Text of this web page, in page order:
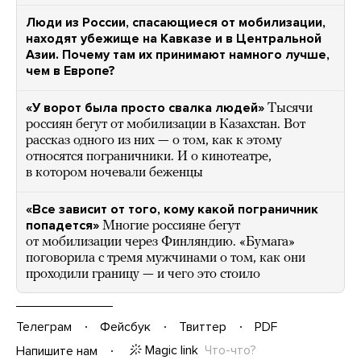
Люди из России, спасающиеся от мобилизации,
находят убежище на Кавказе и в Центральной
Азии. Почему там их принимают намного лучше,
чем в Европе?
«У ворот была просто свалка людей» Тысячи
россиян бегут от мобилизации в Казахстан. Вот
рассказ одного из них — о том, как к этому
относятся пограничники. И о кинотеатре,
в котором ночевали беженцы
«Все зависит от того, кому какой пограничник
попадется» Многие россияне бегут
от мобилизации через Финляндию. «Бумага»
поговорила с тремя мужчинами о том, как они
проходили границу — и чего это стоило
Телеграм Фейсбук Твиттер
PDF
Напишите нам
Magic link Что-что?